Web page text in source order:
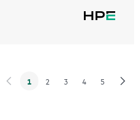
1 2 3 4 5